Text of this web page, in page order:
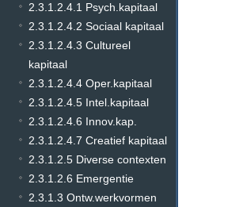
2.3.1.2.4.1 Psych.kapitaal
2.3.1.2.4.2 Sociaal kapitaal
2.3.1.2.4.3 Cultureel
kapitaal
2.3.1.2.4.4 Oper.kapitaal
2.3.1.2.4.5 Intel.kapitaal
2.3.1.2.4.6 Innov.kap.
2.3.1.2.4.7 Creatief kapitaal
2.3.1.2.5 Diverse contexten
2.3.1.2.6 Emergentie
2.3.1.3 Ontw.werkvormen